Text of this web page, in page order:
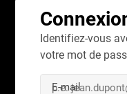
Identifiez-vous
votre mot de
E-mail